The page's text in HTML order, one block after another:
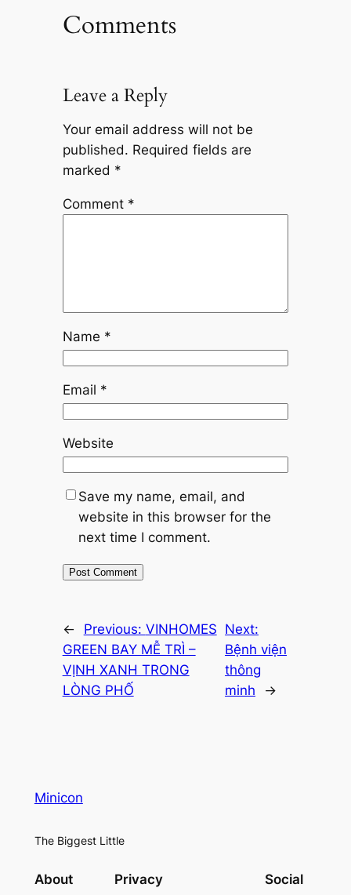
Comments
Leave a Reply
Your email address will not be
published. Required fields are
marked *
Comment *
Name *
Email *
Website
Save my name, email, and
website in this browser for the
next time I comment.
← Previous: VINHOMES
GREEN BAY MỄ TRÌ –
VỊNH XANH TRONG
LÒNG PHỐ
Next:
Bệnh viện
thông
minh
→
Minicon
The Biggest Little
About Privacy Social